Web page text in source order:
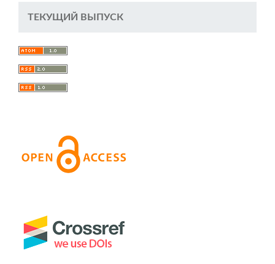
ТЕКУЩИЙ ВЫПУСК